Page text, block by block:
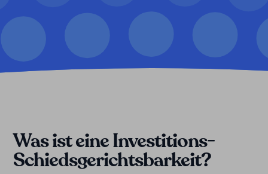
Was ist eine Investitions-
Schiedsgerichtsbarkeit?